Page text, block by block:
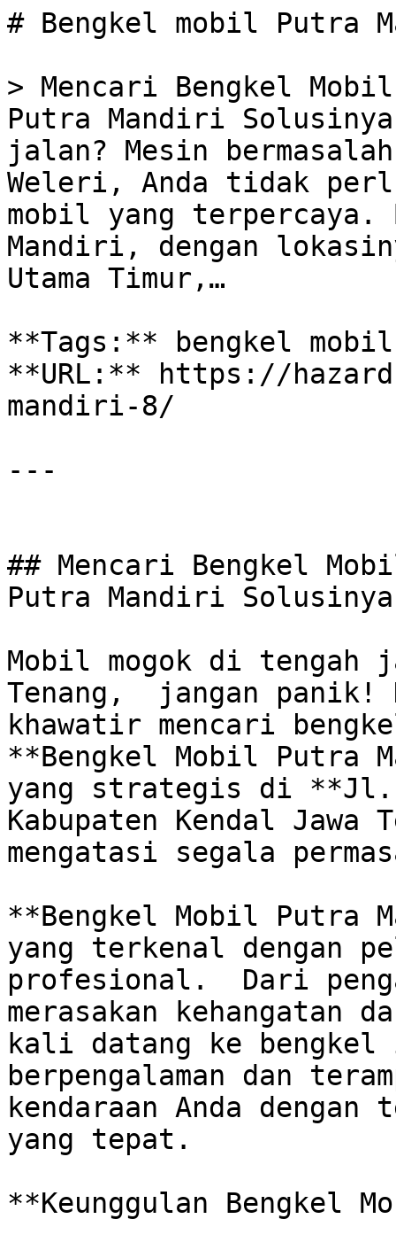
# Bengkel mobil Putra
> Mencari Bengkel
Putra Mandiri
jalan? Mesin
Weleri, Anda tidak
mobil yang terpercaya.
Mandiri, dengan
Utama Timur,…
**Tags:** bengkel
**URL:** https://
mandiri-8/
---
## Mencari Bengkel
Putra Mandiri
Mobil mogok di tengah
Tenang,  jangan
khawatir mencari
**Bengkel Mobil Putra
yang strategis di **Jl.
Kabupaten Kendal Jawa
mengatasi segala
**Bengkel Mobil Putra
yang terkenal dengan
profesional.  Dari
merasakan kehangatan
kali datang ke
berpengalaman dan
kendaraan Anda
yang tepat.
**Keunggulan Bengkel